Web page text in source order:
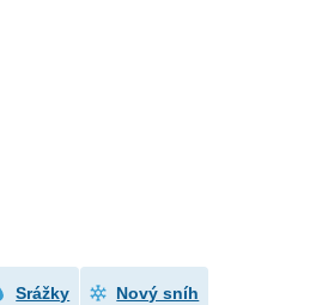
Srážky Nový sníh